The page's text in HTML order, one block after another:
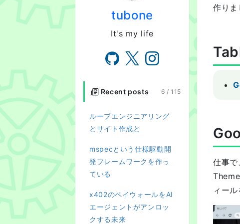
tubone
It's my life
Recent posts 6 /115
ループエンジニアリング
とサイト作成と
mspecという仕様駆動開
発フレームワークを作っ
ている
x402のペイウォールをAI
エージェントがアンロッ
クする未来
作りま
仕事
ィー